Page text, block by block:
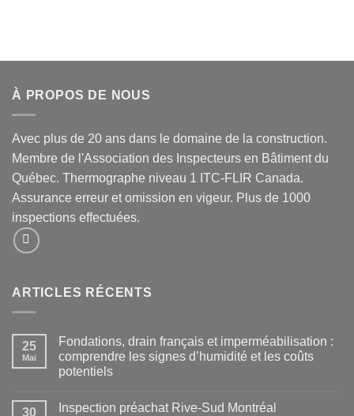
À PROPOS DE NOUS
Avec plus de 20 ans dans le domaine de la construction.
Membre de l'Association des Inspecteurs en Bâtiment du
Québec. Thermographe niveau 1 ITC-FLIR Canada.
Assurance erreur et omission en vigeur. Plus de 1000
inspections effectuées.
ARTICLES RÉCENTS
25
Mai
Fondations, drain français et imperméabilisation :
comprendre les signes d’humidité et les coûts
potentiels
30 Inspection préachat Rive-Sud Montréal